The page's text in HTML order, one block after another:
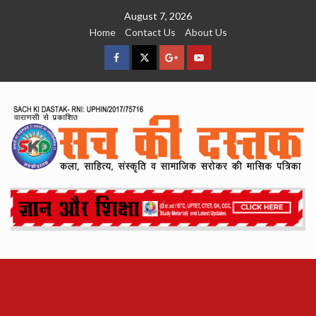
August 7, 2026
Home
Contact Us About Us
facebookTwitterGoogleYouTube